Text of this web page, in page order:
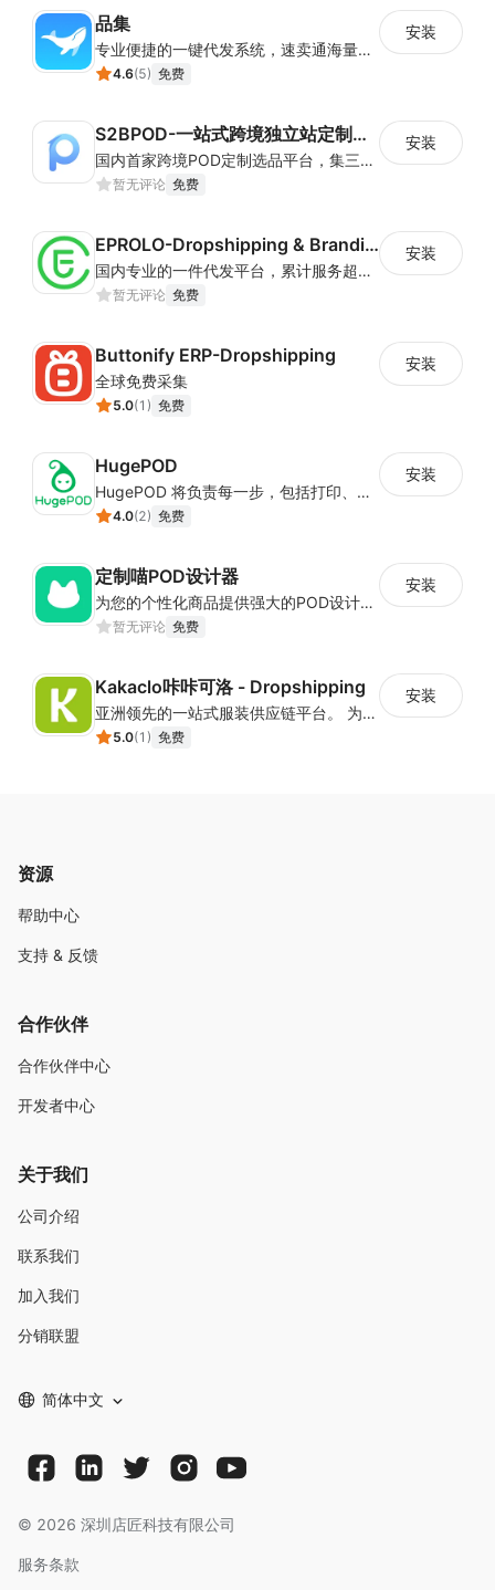
品集
专业便捷的一键代发系统，速卖通海量商品一键抓取
4.6(5) 免费
安装
S2BPOD-一站式跨境独立站定制选品平台
国内首家跨境POD定制选品平台，集三种Dropshipping模式：热卖成品海量数据模式、千款产品批量设计模式、定制POD模式，独品开模，一站式服务
暂无评论 免费
安装
EPROLO-Dropshipping & Branding
国内专业的一件代发平台，累计服务超30W国内外电商卖家，超一万平米深圳及义乌处理中心，日均处理订单2W+，稳定合作供应商3W家，自有百万级SKU. 是跨境中小卖家的不二选择.
暂无评论 免费
安装
Buttonify ERP-Dropshipping
全球免费采集
5.0(1 ) 免费
安装
HugePOD
HugePOD 将负责每一步，包括打印、包装和以您的品牌将产品运送给您的客户。您将免于生产、存储或前期成本。使用 HugePOD，您可以专注于您的业务发展，只需点击几下即可创建有吸引力的产品并在您的商店中出售它们。更重要的是，您可以零风险开始您的一件代发业务——您只需在客户向您下订单时支付 HugePOD！
4.0(2) 免费
安装
定制喵POD设计器
为您的个性化商品提供强大的POD设计器和在线定制功能
暂无评论 免费
安装
Kakaclo咔咔可洛 - Dropshipping
亚洲领先的一站式服装供应链平台。 为服装卖家和批发商提供设计打样、小规模生产、仓储与一件代发的一站式服务
5.0(1 ) 免费
安装
资源
帮助中心
支持 & 反馈
合作伙伴
合作伙伴中心
开发者中心
关于我们
公司介绍
联系我们
加入我们
分销联盟
简体中文
© 2026 深圳店匠科技有限公司
服务条款